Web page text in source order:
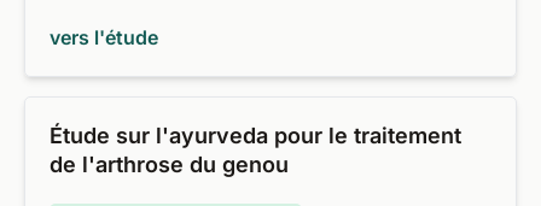
vers l'étude
Étude sur l'ayurveda pour le traitement
de l'arthrose du genou